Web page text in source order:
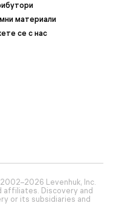
материали
се с нас
Levenhuk, Inc.
Discovery and
or its subsidiaries and